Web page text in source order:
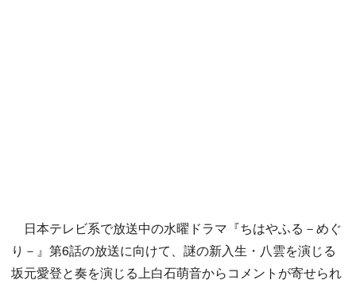
日本テレビ系で放送中の水曜ドラマ『ちはやふる－めぐ
り－』第6話の放送に向けて、謎の新入生・八雲を演じる
坂元愛登と奏を演じる上白石萌音からコメントが寄せられ